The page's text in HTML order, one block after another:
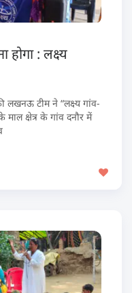
: लक्ष्य
लखनऊ टीम ने “लक्ष्य गांव-
क्षेत्र के गांव दनौर में